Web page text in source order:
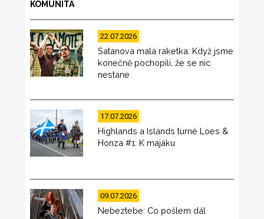
KOMUNITA
22.07.2026
Satanova malá raketka: Když jsme
konečně pochopili, že se nic
nestane
17.07.2026
Highlands a Islands turné Loes &
Honza #1: K majáku
09.07.2026
Nebeztebe: Co pošlem dál